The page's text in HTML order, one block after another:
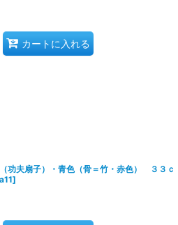
カートに入れる
功夫扇子）・青色（骨＝竹・赤色） ３３ｃ
]